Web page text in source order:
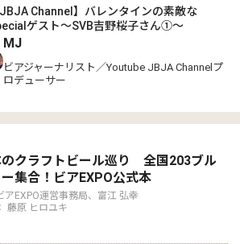
JBJA Channel】バレンタインの素敵な
ゲスト～SVB吉野桜子さん①～
MJ
ビアジャーナリスト／Youtube JBJA Channelプ
ロデューサー
のクラフトビール巡り 全国203ブル
集合！ビアEXPO公式本
アEXPO運営事務局、富江 弘幸
藤原 ヒロユキ